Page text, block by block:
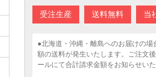
受注生産 送料無料 当
●北海道・沖縄・離島へのお届けの場
額の送料が発生いたします。ご注文
ールにて合計請求金額をお知らせいた